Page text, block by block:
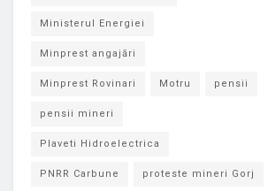
Ministerul Energiei
Minprest angajări
Minprest Rovinari Motru pensii
pensii mineri
Plaveti Hidroelectrica
PNRR Carbune proteste mineri Gorj